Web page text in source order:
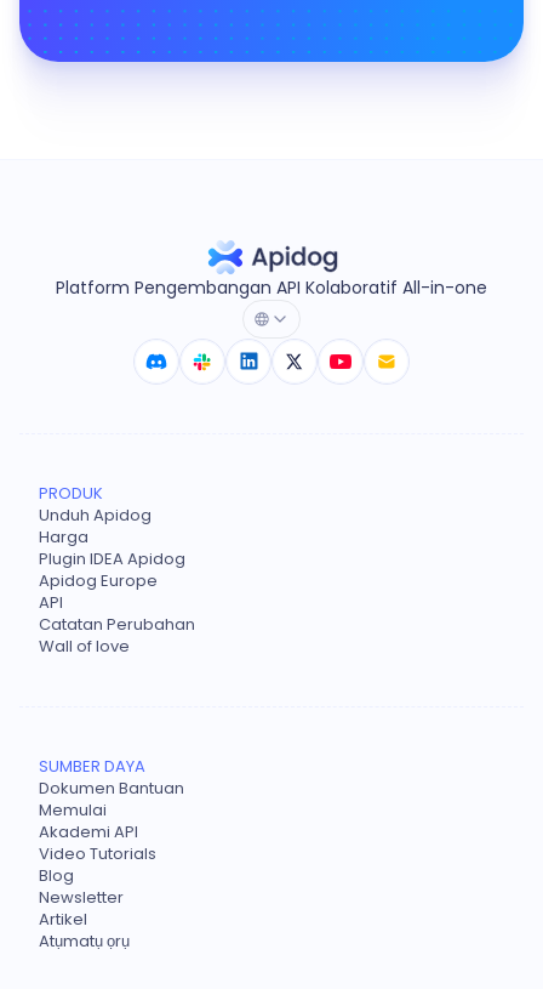
Platform Pengembangan API Kolaboratif All-in-one
PRODUK
Unduh Apidog
Harga
Plugin IDEA Apidog
Apidog Europe
API
Catatan Perubahan
Wall of love
SUMBER DAYA
Dokumen Bantuan
Memulai
Akademi API
Video Tutorials
Blog
Newsletter
Artikel
Atụmatụ ọrụ